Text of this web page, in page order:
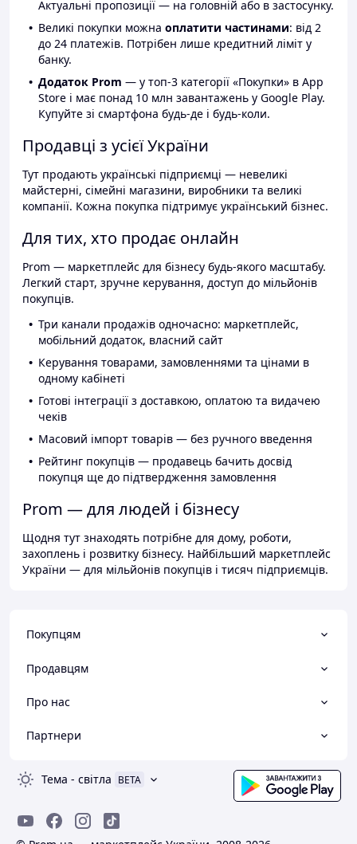
Актуальні пропозиції — на головній або в застосунку.
Великі покупки можна оплатити частинами: від 2
до 24 платежів. Потрібен лише кредитний ліміт у
банку.
Додаток Prom — у топ-3 категорії «Покупки» в App
Store і має понад 10 млн завантажень у Google Play.
Купуйте зі смартфона будь-де і будь-коли.
Продавці з усієї України
Тут продають українські підприємці — невеликі
майстерні, сімейні магазини, виробники та великі
компанії. Кожна покупка підтримує український бізнес.
Для тих, хто продає онлайн
Prom — маркетплейс для бізнесу будь-якого масштабу.
Легкий старт, зручне керування, доступ до мільйонів
покупців.
Три канали продажів одночасно: маркетплейс,
мобільний додаток, власний сайт
Керування товарами, замовленнями та цінами в
одному кабінеті
Готові інтеграції з доставкою, оплатою та видачею
чеків
Масовий імпорт товарів — без ручного введення
Рейтинг покупців — продавець бачить досвід
покупця ще до підтвердження замовлення
Prom — для людей і бізнесу
Щодня тут знаходять потрібне для дому, роботи,
захоплень і розвитку бізнесу. Найбільший маркетплейс
України — для мільйонів покупців і тисяч підприємців.
Покупцям
Продавцям
Про нас
Партнери
Тема - світла BETA